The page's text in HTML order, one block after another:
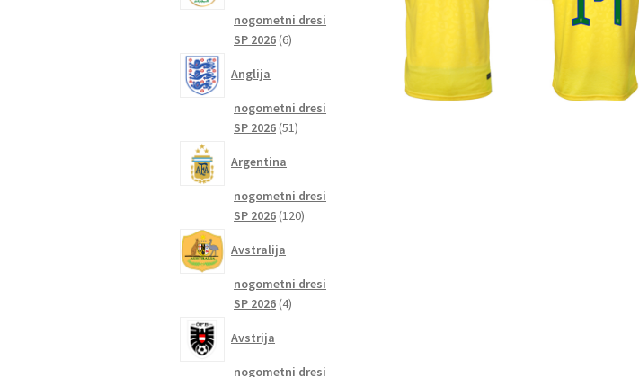
nogometni dresi
SP 2026 66
Anglija
nogometni dresi
SP 2026 5151
Argentina
nogometni dresi
SP 2026 120120
Avstralija
nogometni dresi
SP 2026 44
Avstrija
nogometni dresi